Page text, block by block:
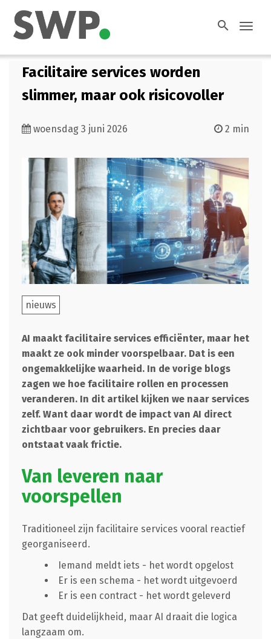
search
Facilitaire services worden
slimmer, maar ook risicovoller
woensdag 3 juni 2026 2 min
nieuws
AI maakt facilitaire services efficiënter, maar het
maakt ze ook minder voorspelbaar. Dat is een
ongemakkelijke waarheid. In de vorige blogs
zagen we hoe facilitaire rollen en processen
veranderen. In dit artikel kijken we naar services
zelf. Want daar wordt de impact van AI direct
zichtbaar voor gebruikers. En precies daar
ontstaat vaak frictie.
Van leveren naar
voorspellen
Traditioneel zijn facilitaire services vooral reactief
georganiseerd.
Iemand meldt iets - het wordt opgelost
Er is een schema - het wordt uitgevoerd
Er is een contract - het wordt geleverd
Dat geeft duidelijkheid, maar AI draait die logica
langzaam om.